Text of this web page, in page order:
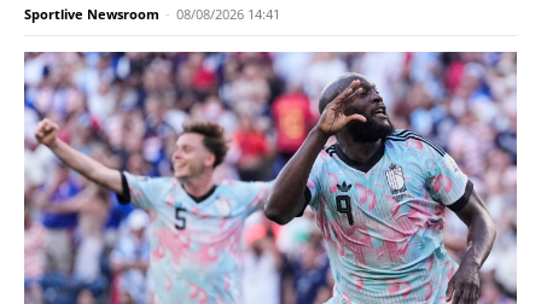
Sportlive Newsroom - 08/08/2026 14:41